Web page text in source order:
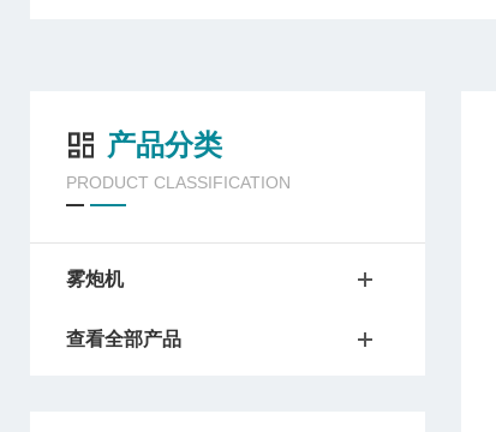
产品分类
PRODUCT CLASSIFICATION
雾炮机
查看全部产品